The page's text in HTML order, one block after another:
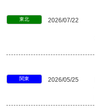
東北 2026/07/22
関東 2026/05/25